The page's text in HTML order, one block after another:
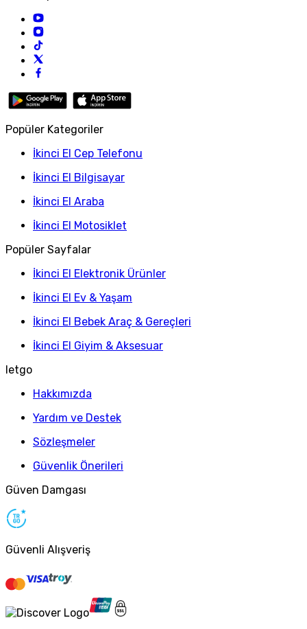
Popüler Kategoriler
İkinci El Cep Telefonu
İkinci El Bilgisayar
İkinci El Araba
İkinci El Motosiklet
Popüler Sayfalar
İkinci El Elektronik Ürünler
İkinci El Ev & Yaşam
İkinci El Bebek Araç & Gereçleri
İkinci El Giyim & Aksesuar
letgo
Hakkımızda
Yardım ve Destek
Sözleşmeler
Güvenlik Önerileri
Güven Damgası
Güvenli Alışveriş